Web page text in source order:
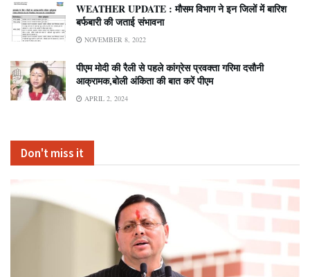
WEATHER UPDATE : मौसम विभाग ने इन जिलों में बारिश
बर्फबारी की जताई संभावना
NOVEMBER 8, 2022
पीएम मोदी की रैली से पहले कांग्रेस प्रवक्ता गरिमा दसौनी
आक्रामक,बोली अंकिता की बात करें पीएम
APRIL 2, 2024
Don't miss it